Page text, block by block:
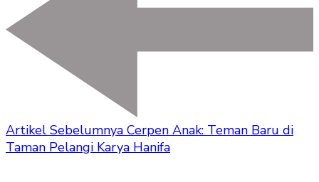
Artikel Sebelumnya Cerpen Anak: Teman Baru di
Taman Pelangi Karya Hanifa